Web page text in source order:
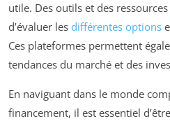
utile. Des outils et des
d’évaluer les différentes options
Ces plateformes permettent
tendances du marché et des
En naviguant dans le monde
financement, il est essentiel